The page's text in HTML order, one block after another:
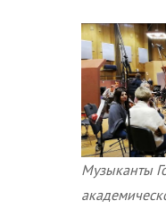
Музыканты